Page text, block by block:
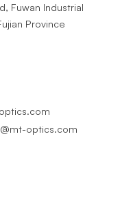
Fuwan Industrial
Province
optics.com